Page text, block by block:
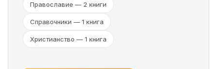
Православие — 2 книги
Справочники — 1 книга
Христианство — 1 книга